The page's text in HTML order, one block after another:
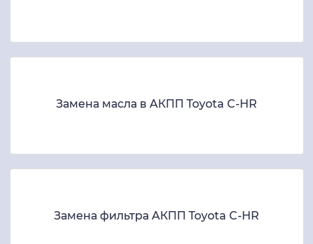
Замена масла в АКПП Toyota C-HR
Замена фильтра АКПП Toyota C-HR